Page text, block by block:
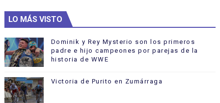
LO MÁS VISTO
Dominik y Rey Mysterio son los primeros
padre e hijo campeones por parejas de la
historia de WWE
Victoria de Purito en Zumárraga